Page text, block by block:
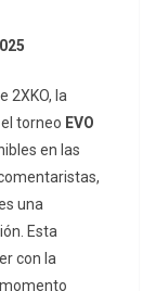
2XKO, la
torneo EVO
en las
una
Esta
con la